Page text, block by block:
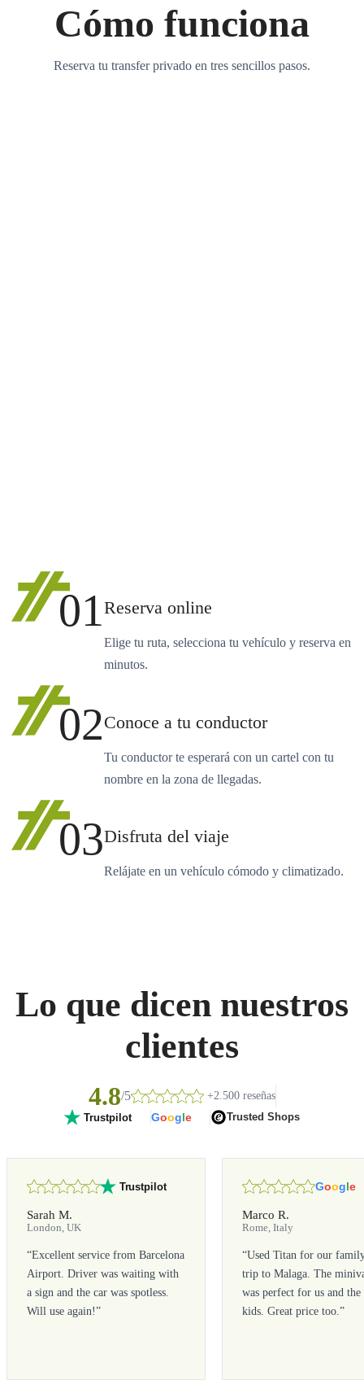
Cómo funciona
Reserva tu transfer privado en tres sencillos pasos.
01Reserva online
Elige tu ruta, selecciona tu vehículo y reserva en
minutos.
02Conoce a tu conductor
Tu conductor te esperará con un cartel con tu
nombre en la zona de llegadas.
03Disfruta del viaje
Relájate en un vehículo cómodo y climatizado.
Lo que dicen nuestros
clientes
4.8/5 +2.500 reseñas
Trustpilot Google Trusted Shops
Trustpilot
Sarah M.
London, UK
“Excellent service from Barcelona
Airport. Driver was waiting with
a sign and the car was spotless.
Will use again!”
Google
Marco R.
Rome, Italy
“Used Titan for our
trip to Malaga. The
was perfect for us and the
kids. Great price too.”